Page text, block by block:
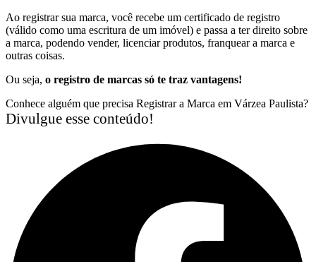
Ao registrar sua marca, você recebe um certificado de registro
(válido como uma escritura de um imóvel) e passa a ter direito sobre
a marca, podendo vender, licenciar produtos, franquear a marca e
outras coisas.
Ou seja, o registro de marcas só te traz vantagens!
Conhece alguém que precisa Registrar a Marca em Várzea Paulista?
Divulgue esse conteúdo!